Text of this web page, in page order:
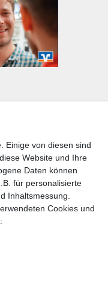
für andere Länder
Einige von diesen sind
Website und Ihre
Daten können
für personalisierte
Inhaltsmessung.
Cookies und